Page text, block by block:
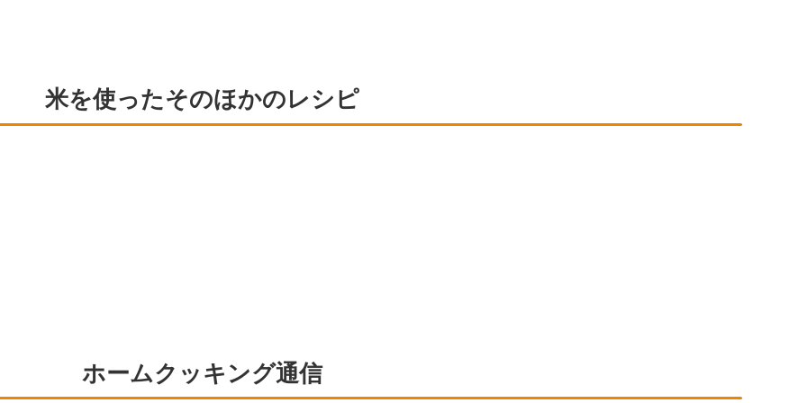
米を使ったそのほかのレシピ
ホームクッキング通信